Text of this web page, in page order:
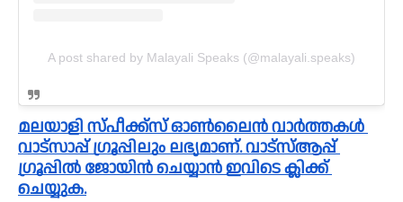
A post shared by Malayali Speaks (@malayali.speaks)
മലയാളി സ്പീക്ക്സ്‌ ഓൺലൈൻ വാർത്തകൾ
വാട്സാപ്പ് ഗ്രൂപ്പിലും ലഭ്യമാണ്. വാട്സ്ആപ്പ്
ഗ്രൂപ്പിൽ ജോയിൻ ചെയ്യാൻ ഇവിടെ ക്ലിക്ക്
ചെയ്യുക.